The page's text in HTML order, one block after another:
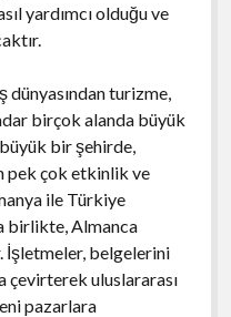
yardımcı olduğu ve
turizme,
birçok alanda büyük
bir şehirde,
pek çok etkinlik ve
ile Türkiye
birlikte, Almanca
İşletmeler, belgelerini
çevirterek uluslararası
pazarlara